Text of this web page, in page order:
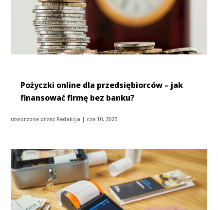
Pożyczki online dla przedsiębiorców – jak
finansować firmę bez banku?
utworzone przezRedakcja | cze 10, 2025